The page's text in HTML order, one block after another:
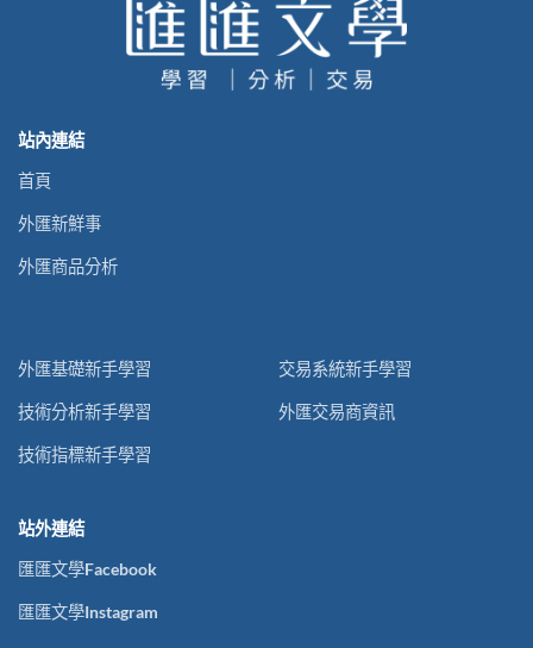
站內連結
首頁
外匯新鮮事
外匯商品分析
外匯基礎新手學習
技術分析新手學習
技術指標新手學習
交易系統新手學習
外匯交易商資訊
站外連結
匯匯文學Facebook
匯匯文學Instagram